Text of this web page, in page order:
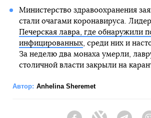
Министерство здравоохранения
стали очагами коронавируса.
Печерская лавра, где обнаружили
инфицированных, среди них и
За неделю два монаха умерли,
столичной власти закрыли на
Автор: Anhelina Sheremet